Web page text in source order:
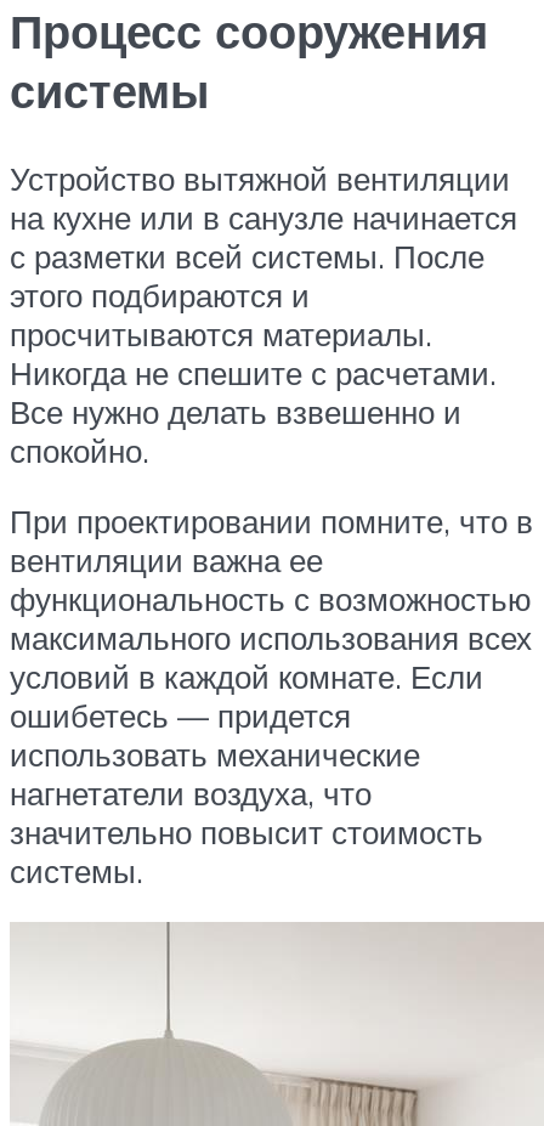
Процесс сооружения
системы
Устройство вытяжной вентиляции
на кухне или в санузле начинается
с разметки всей системы. После
этого подбираются и
просчитываются материалы.
Никогда не спешите с расчетами.
Все нужно делать взвешенно и
спокойно.
При проектировании помните, что в
вентиляции важна ее
функциональность с возможностью
максимального использования всех
условий в каждой комнате. Если
ошибетесь — придется
использовать механические
нагнетатели воздуха, что
значительно повысит стоимость
системы.